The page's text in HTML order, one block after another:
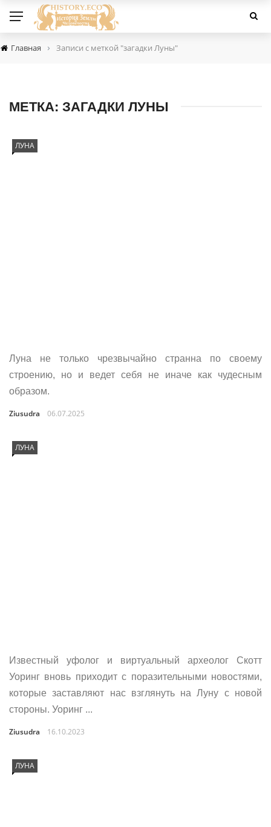
Главная › Записи с меткой "загадки Луны"
МЕТКА: ЗАГАДКИ ЛУНЫ
ЛУНА
Луна не только чрезвычайно странна по своему
строению, но и ведет себя не иначе как чудесным
образом.
Ziusudra 06.07.2025
ЛУНА
Известный уфолог и виртуальный археолог Скотт
Уоринг вновь приходит с поразительными новостями,
которые заставляют нас взглянуть на Луну с новой
стороны. Уоринг ...
Ziusudra 16.10.2023
ЛУНА